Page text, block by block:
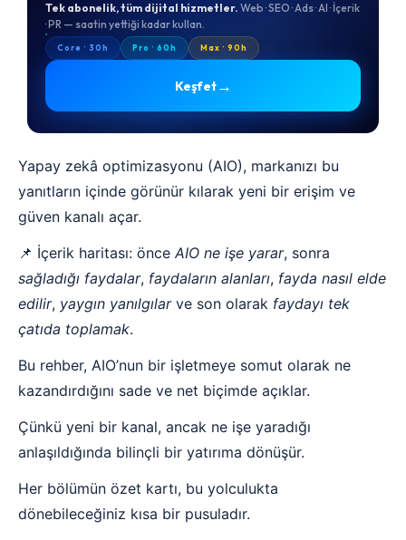
Tek abonelik, tüm dijital hizmetler. Web · SEO · Ads · AI · İçerik
· PR — saatin yettiği kadar kullan.
Core · 30h Pro · 60h Max · 90h
Keşfet→
Yapay zekâ optimizasyonu (AIO), markanızı bu
yanıtların içinde görünür kılarak yeni bir erişim ve
güven kanalı açar.
📌 İçerik haritası: önce AIO ne işe yarar, sonra
sağladığı faydalar, faydaların alanları, fayda nasıl elde
edilir, yaygın yanılgılarve son olarak faydayı tek
çatıda toplamak.
Bu rehber, AIO’nun bir işletmeye somut olarak ne
kazandırdığını sade ve net biçimde açıklar.
Çünkü yeni bir kanal, ancak ne işe yaradığı
anlaşıldığında bilinçli bir yatırıma dönüşür.
Her bölümün özet kartı, bu yolculukta
dönebileceğiniz kısa bir pusuladır.